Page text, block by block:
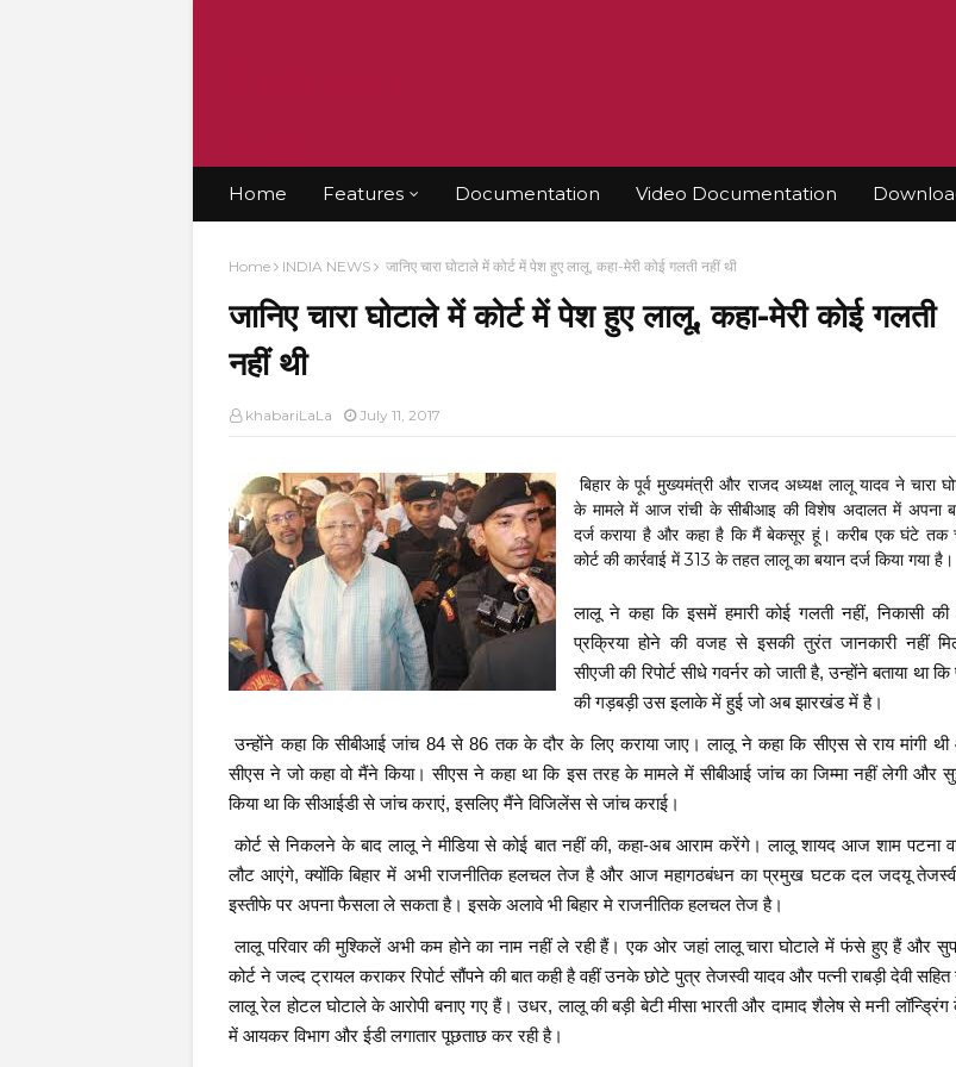
Home Features Documentation Video Documentation
Home INDIA NEWS जानिए चारा घोटाले में कोर्ट में पेश हुए लालू, कहा-मेरी कोई गलती नहीं थी
जानिए चारा घोटाले में कोर्ट में पेश हुए लालू, कहा-मेरी कोई गलती
नहीं थी
khabariLaLa July 11, 2017
बिहार के पूर्व मुख्यमंत्री और राजद अध्यक्ष लालू यादव ने चारा
के मामले में आज रांची के सीबीआइ की विशेष अदालत में अपना
दर्ज कराया है और कहा है कि मैं बेकसूर हूं। करीब एक घंटे तक
कोर्ट की कार्रवाई में 313 के तहत लालू का बयान दर्ज किया गया है।
लालू ने कहा कि इसमें हमारी कोई गलती नहीं, निकासी
प्रक्रिया होने की वजह से इसकी तुरंत जानकारी नहीं
सीएजी की रिपोर्ट सीधे गवर्नर को जाती है, उन्होंने बताया था
की गड़बड़ी उस इलाके में हुई जो अब झारखंड में है।
उन्होंने कहा कि सीबीआई जांच 84 से 86 तक के दौर के लिए कराया जाए। लालू ने कहा कि सीएस से राय मांगी
सीएस ने जो कहा वो मैंने किया। सीएस ने कहा था कि इस तरह के मामले में सीबीआई जांच का जिम्मा नहीं लेगी और
किया था कि सीआईडी से जांच कराएं, इसलिए मैंने विजिलेंस से जांच कराई।
कोर्ट से निकलने के बाद लालू ने मीडिया से कोई बात नहीं की, कहा-अब आराम करेंगे। लालू शायद आज शाम पटना
लौट आएंगे, क्योंकि बिहार में अभी राजनीतिक हलचल तेज है और आज महागठबंधन का प्रमुख घटक दल जदयू
इस्तीफे पर अपना फैसला ले सकता है। इसके अलावे भी बिहार मे राजनीतिक हलचल तेज है।
लालू परिवार की मुश्किलें अभी कम होने का नाम नहीं ले रही हैं। एक ओर जहां लालू चारा घोटाले में फंसे हुए हैं और
कोर्ट ने जल्द ट्रायल कराकर रिपोर्ट सौंपने की बात कही है वहीं उनके छोटे पुत्र तेजस्वी यादव और पत्नी राबड़ी देवी
लालू रेल होटल घोटाले के आरोपी बनाए गए हैं। उधर, लालू की बड़ी बेटी मीसा भारती और दामाद शैलेष से मनी
में आयकर विभाग और ईडी लगातार पूछताछ कर रही है।